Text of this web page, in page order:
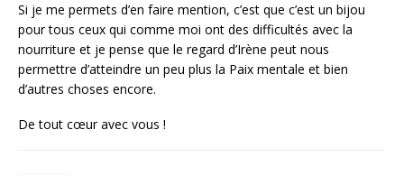
Si je me permets d’en faire mention, c’est que c’est un bijou
pour tous ceux qui comme moi ont des difficultés avec la
nourriture et je pense que le regard d’Irène peut nous
permettre d’atteindre un peu plus la Paix mentale et bien
d’autres choses encore.
De tout cœur avec vous !